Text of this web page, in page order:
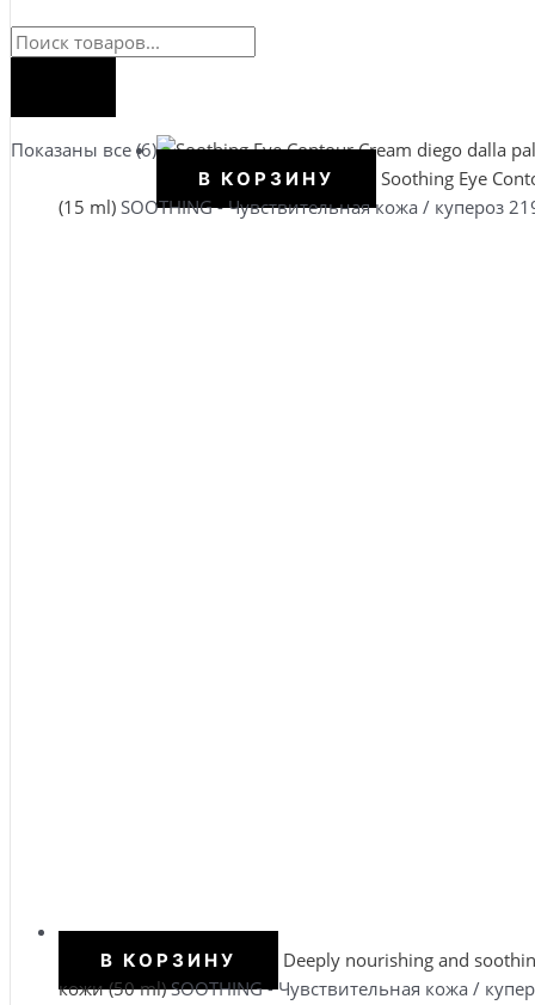
Поиск
Показаны все (6)Сортировка:
популярности
В КОРЗИНУ
Soothing Eye
(15 ml) SOOTHING - Чувствительная кожа / купероз
В КОРЗИНУ
Deeply nourishing and
кожи (50 ml) SOOTHING - Чувствительная кожа /